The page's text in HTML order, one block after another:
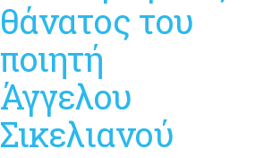
θάνατος του
ποιητή
Άγγελου
Σικελιανού